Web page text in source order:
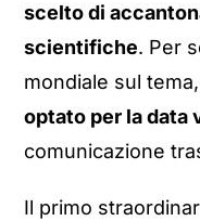
scelto di
scientifiche. Per
mondiale sul
optato per la data
comunicazione
Il primo